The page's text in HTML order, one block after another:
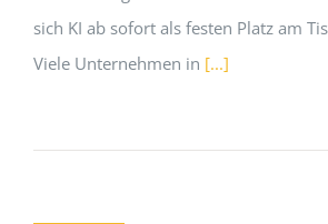
sich KI ab sofort als festen Platz am
Viele Unternehmen in [...]